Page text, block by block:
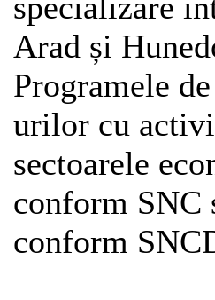
Arad și
Programele
urilor cu
sectoarele
conform SNC
conform